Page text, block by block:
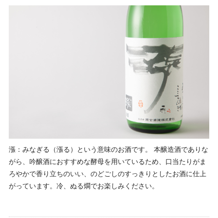
漲：みなぎる（漲る）という意味のお酒です。 本醸造酒でありな
がら、吟醸酒におすすめな酵母を用いているため、口当たりがま
ろやかで香り立ちのいい、のどごしのすっきりとしたお酒に仕上
がっています。冷、ぬる燗でお楽しみください。